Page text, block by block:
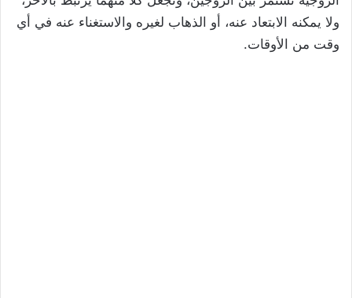
ولا يمكنه الابتعاد عنه، أو الذهاب لغيره والاستغناء عنه في أي
وقت من الأوقات.